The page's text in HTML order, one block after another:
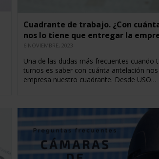
Cuadrante de trabajo. ¿Con
nos lo tiene que entregar la
6 NOVIEMBRE, 2023
Una de las dudas más frecuentes cuando
turnos es saber con cuánta antelación
empresa nuestro cuadrante. Desde USO…